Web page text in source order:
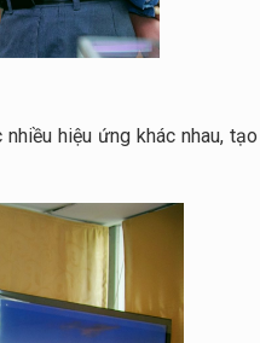
hiệu ứng khác nhau, tạo